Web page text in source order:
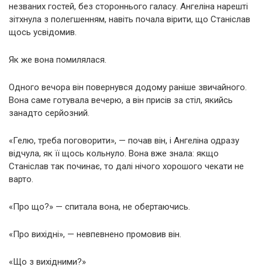
незваних гостей, без стороннього галасу. Ангеліна нарешті
зітхнула з полегшенням, навіть почала вірити, що Станіслав
щось усвідомив.
Як же вона помилялася.
Одного вечора він повернувся додому раніше звичайного.
Вона саме готувала вечерю, а він присів за стіл, якийсь
занадто серйозний.
«Гелю, треба поговорити», — почав він, і Ангеліна одразу
відчула, як її щось кольнуло. Вона вже знала: якщо
Станіслав так починає, то далі нічого хорошого чекати не
варто.
«Про що?» — спитала вона, не обертаючись.
«Про вихідні», — невпевнено промовив він.
«Що з вихідними?»